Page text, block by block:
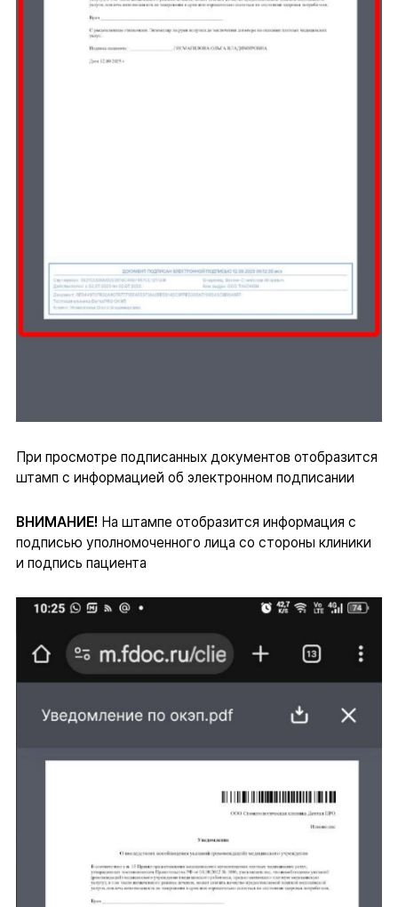
При просмотре подписанных документов отобразится
штамп с информацией об электронном подписании
ВНИМАНИЕ! На штампе отобразится информация с
подписью уполномоченного лица со стороны клиники
и подпись пациента